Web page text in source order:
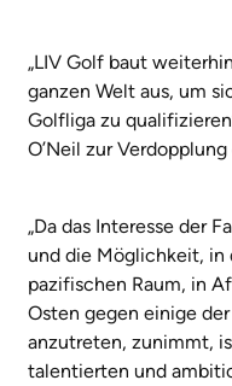
„LIV Golf baut
ganzen Welt aus, um
Golfliga zu
O’Neil zur
„Da das Interesse der
und die Möglichkeit, in
pazifischen Raum, in
Osten gegen einige
anzutreten, zunimmt,
talentierten und